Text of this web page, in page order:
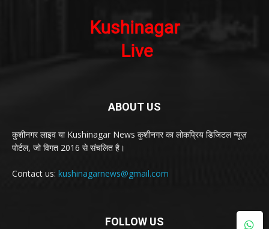
ABOUT US
कुशीनगर लाइव या Kushinagar News कुशीनगर का लोकप्रिय डिजिटल न्यूज़
पोर्टल, जो विगत 2016 से संचलित है।
Contact us: kushinagarnews@gmail.com
FOLLOW US